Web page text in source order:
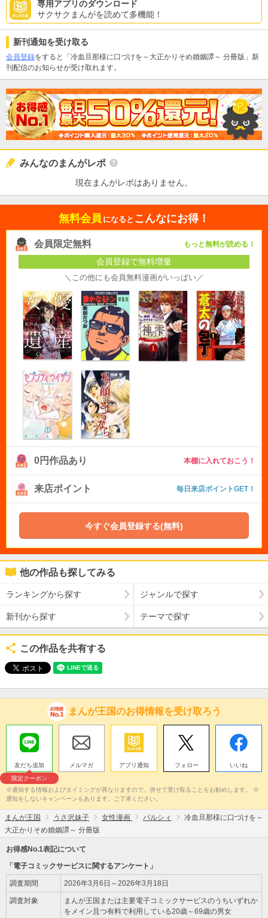
専用アプリのダウンロード
サクサクまんがを読めて多機能！
新刊通知を受け取る
会員登録をすると「冷血旦那様に口づけを～大正かりそめ婚姻譚～ 分冊版」新
刊配信のお知らせが受け取れます。
みんなのまんがレポ
現在まんがレポはありません。
無料会員 になると こんなにお得！
会員限定無料 もっと無料が読める！
会員登録で無料増量
＼この他にも会員無料漫画がいっぱい／
0円作品あり 本棚に入れておこう！
来店ポイント 毎日来店ポイントGET！
今すぐ会員登録する(無料)
他の作品も探してみる
ランキングから探す ジャンルで探す
新刊から探す テーマで探す
この作品を共有する
まんが王国のお得情報を受け取ろう
友だち追加
限定クーポン
メルマガ アプリ通知 フォロー いいね
※通知する情報およびタイミングが異なりますので、併せて受け取ることをお勧めします。 ※
通知をしないキャンペーンもあります。ご了承ください。
まんが王国 うさ沢妹子 女性漫画 パルシィ
冷血旦那様に口づけを～
大正かりそめ婚姻譚～ 分冊版
お得感No.1表記について
「電子コミックサービスに関するアンケート」
調査期間 2026年3月6日～2026年3月18日
調査対象
まんが王国または主要電子コミックサービスのうちいずれか
をメイン且つ有料で利用している20歳～69歳の男女